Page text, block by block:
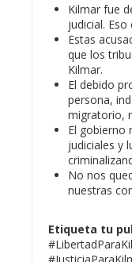
Kilmar fue
judicial. Eso
Estas
que los
Kilmar.
El debido
persona,
migratorio,
El gobierno
judiciales y
No nos
nuestras
Etiqueta tu